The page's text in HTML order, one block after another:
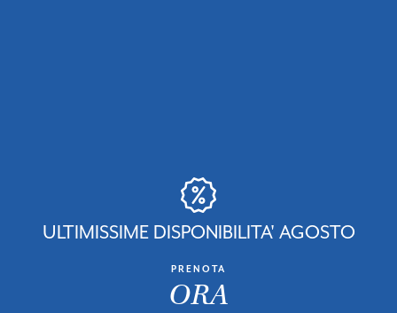
ULTIMISSIME DISPONIBILITA' AGOSTO
PRENOTA
ORA